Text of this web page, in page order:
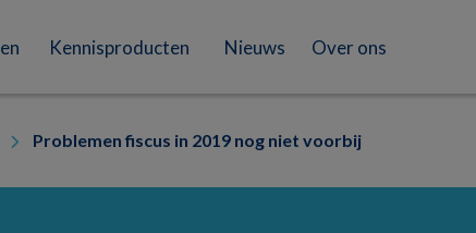
Kennisproducten Nieuws Over ons
Problemen fiscus in 2019 nog niet voorbij